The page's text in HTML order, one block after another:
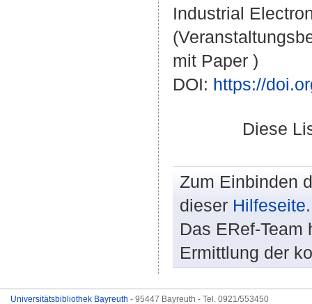
Industrial
mit Paper )
DOI: https://
Diese
Zum Einbinden
dieser Hilfeseite.
Das ERef-
Ermittlung der
Universitätsbibliothek Bayreuth - 95447 Bayreuth - Tel. 0921/553450